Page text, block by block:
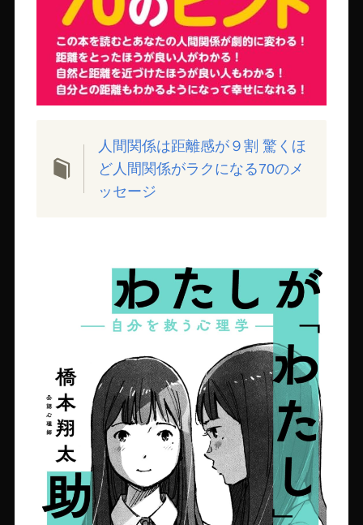
人間関係は距離感が９割 驚くほ
ど人間関係がラクになる70のメ
ッセージ